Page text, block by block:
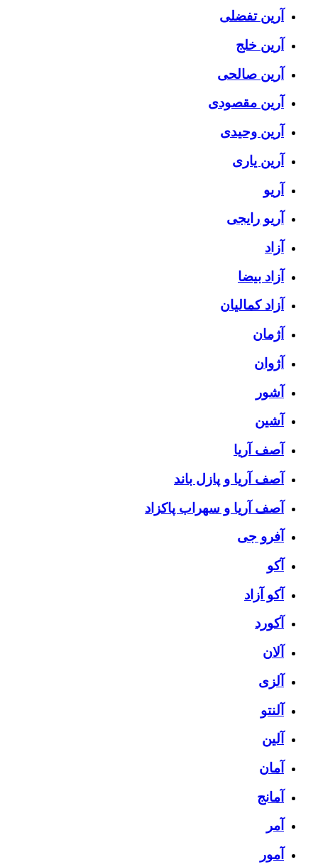
آرین تفضلی
آرین خلج
آرین صالحی
آرین مقصودی
آرین وحیدی
آرین یاری
آریو
آریو رایجی
آزاد
آزاد بیضا
آزاد کمالیان
آژمان
آژوان
آشور
آشین
آصف آریا
آصف آریا و پازل باند
آصف آریا و سهراب پاکزاد
آفرو جی
آکو
آکو آزاد
آکورد
آلان
آلزی
آلنتو
آلین
آمان
آمانج
آمر
آمور